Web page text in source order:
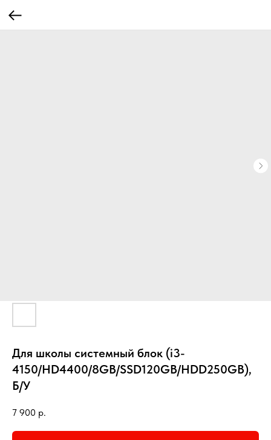
Для школы системный блок (i3-
4150/HD4400/8GB/SSD120GB/HDD250GB),
Б/У
7 900 р.